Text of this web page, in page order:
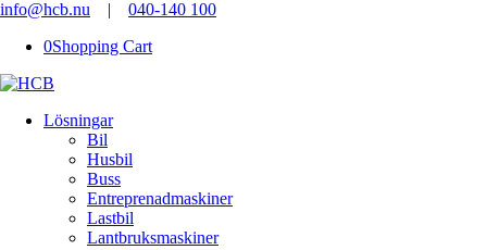
info@hcb.nu | 040-140 100
0Shopping Cart
Lösningar
Bil
Husbil
Buss
Entreprenadmaskiner
Lastbil
Lantbruksmaskiner